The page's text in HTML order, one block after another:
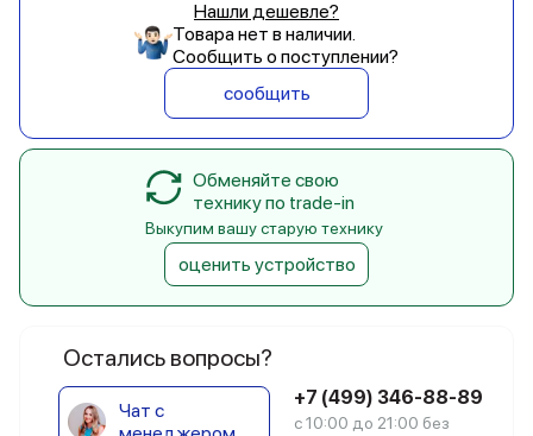
Остались вопросы?
Чат с
+7 (499) 346-88-89
с 10:00 до 21:00 без
Нашли дешевле?
Товара нет в наличии.
Сообщить о поступлении?
сообщить
Обменяйте свою
технику по trade-in
Выкупим вашу старую технику
оценить устройство